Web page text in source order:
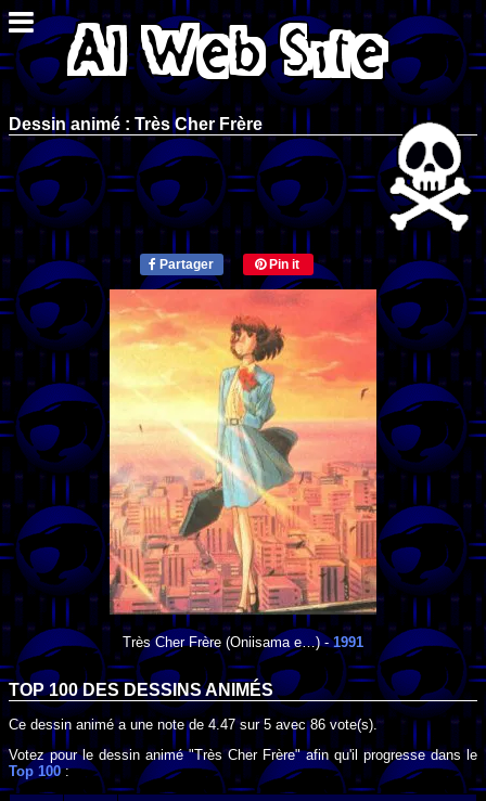
Dessin animé : Très Cher Frère
Partager Pin it
Très Cher Frère (Oniisama e…) -1991
TOP 100 DES DESSINS ANIMÉS
Ce dessin animé a une note de 4.47sur5 avec86 vote(s).
Votez pour le dessin animé "Très Cher Frère" afin qu'il progresse dans le
Top 100: